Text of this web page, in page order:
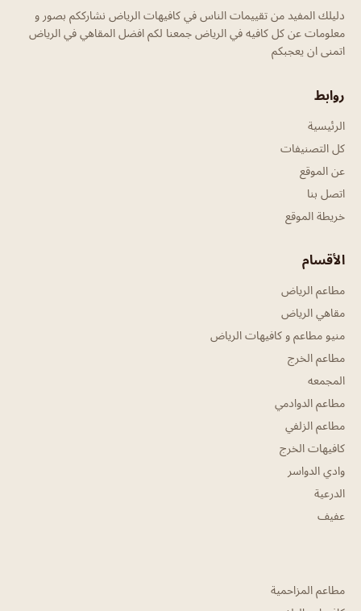
دليلك المفيد من تقييمات الناس في كافيهات الرياض نشارككم بصور و
معلومات عن كل كافيه في الرياض جمعنا لكم افضل المقاهي في الرياض
اتمنى ان يعجبكم
روابط
الرئيسية
كل التصنيفات
عن الموقع
اتصل بنا
خريطة الموقع
الأقسام
مطاعم الرياض
مقاهي الرياض
منيو مطاعم و كافيهات الرياض
مطاعم الخرج
المجمعه
مطاعم الدوادمي
مطاعم الزلفي
كافيهات الخرج
وادي الدواسر
الدرعية
عفيف
مطاعم المزاحمية